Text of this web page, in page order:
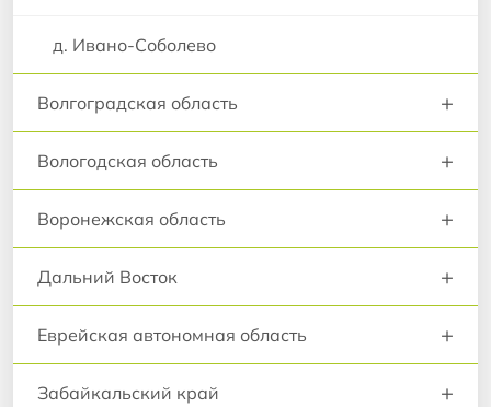
д. Ивано-Соболево
Волгоградская область +
Вологодская область +
Воронежская область +
Дальний Восток +
Еврейская автономная область +
Забайкальский край +